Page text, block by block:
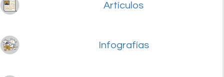
Artículos
Infografías